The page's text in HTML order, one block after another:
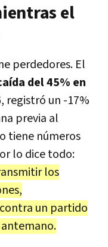
el
perdedores. El
del 45% en
, registró un -17%
previa al
tiene números
lo dice todo:
los
un partido